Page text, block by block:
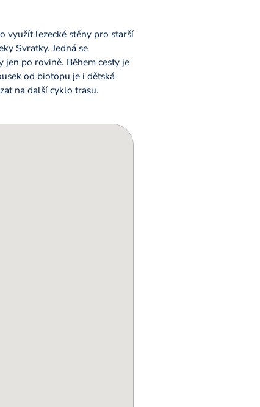
využít lezecké stěny pro starší
Svratky. Jedná se
jen po rovině. Během cesty je
od biotopu je i dětská
na další cyklo trasu.